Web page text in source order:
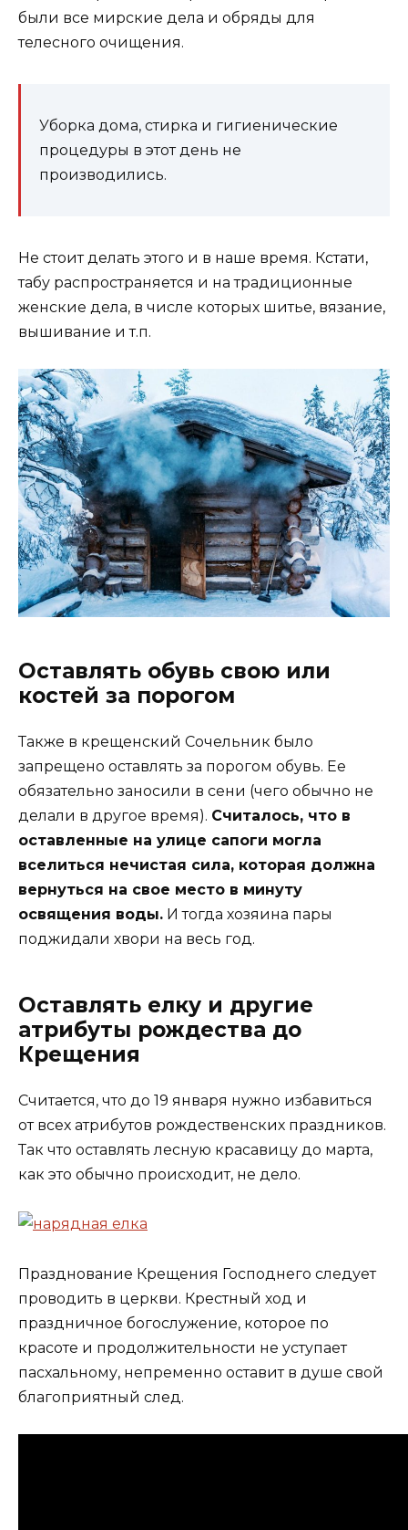
были все мирские дела и обряды для
телесного очищения.
Уборка дома, стирка и гигиенические
процедуры в этот день не
производились.
Не стоит делать этого и в наше время. Кстати,
табу распространяется и на традиционные
женские дела, в числе которых шитье, вязание,
вышивание и т.п.
Оставлять обувь свою или
костей за порогом
Также в крещенский Сочельник было
запрещено оставлять за порогом обувь. Ее
обязательно заносили в сени (чего обычно не
делали в другое время). Считалось, что в
оставленные на улице сапоги могла
вселиться нечистая сила, которая должна
вернуться на свое место в минуту
освящения воды. И тогда хозяина пары
поджидали хвори на весь год.
Оставлять елку и другие
атрибуты рождества до
Крещения
Считается, что до 19 января нужно избавиться
от всех атрибутов рождественских праздников.
Так что оставлять лесную красавицу до марта,
как это обычно происходит, не дело.
Празднование Крещения Господнего следует
проводить в церкви. Крестный ход и
праздничное богослужение, которое по
красоте и продолжительности не уступает
пасхальному, непременно оставит в душе свой
благоприятный след.